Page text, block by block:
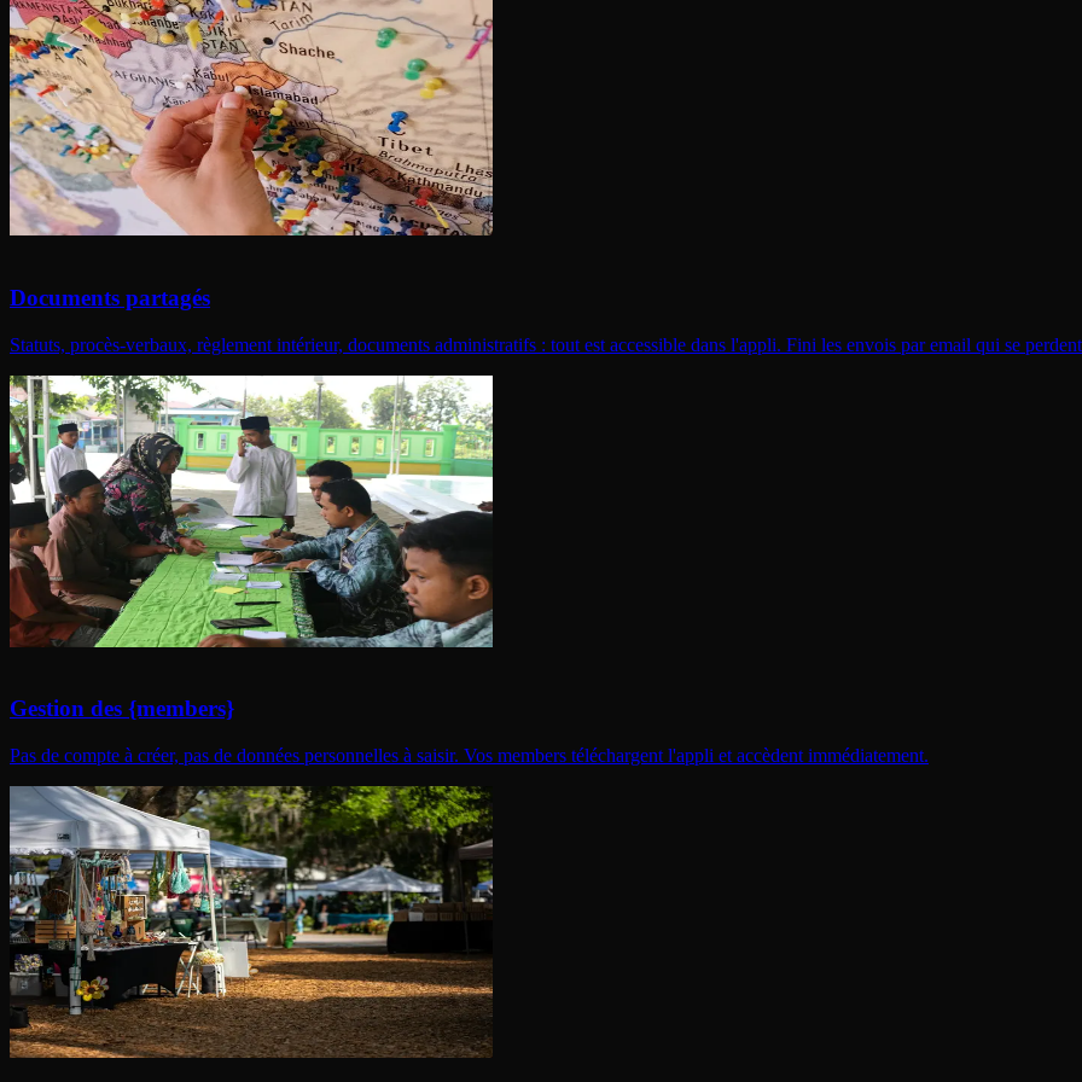
Documents partagés
Statuts, procès-verbaux, règlement intérieur, documents administratifs : tout est accessible dans l'appli. Fini les envois par email qui se
Gestion des {members}
Pas de compte à créer, pas de données personnelles à saisir. Vos members téléchargent l'appli et accèdent immédiatement.